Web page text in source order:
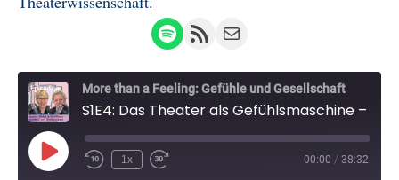
SpotifyRSS FeedMail
More than a Feeling: Gefühle und Gesellschaft
Play
Episode
1x 00:00 / 38:32